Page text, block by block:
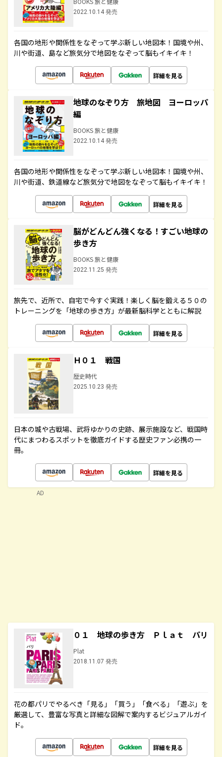
2022.10.14 発売
各国の地形や関係性をなぞって学ぶ新しい地図本！国境や州、
川や街道、島など旅気分で地図をなぞって脳もイキイキ！
詳細を見る
地球のなぞり方 旅地図 ヨーロッパ
編
BOOKS 旅と健康
2022.10.14 発売
各国の地形や関係性をなぞって学ぶ新しい地図本！国境や州、
川や街道、鉄道線など旅気分で地図をなぞって脳もイキイキ！
詳細を見る
脳がどんどん強くなる！すごい地球の
歩き方
BOOKS 旅と健康
2022.11.25 発売
旅先で、近所で、自宅で今すぐ実践！楽しく脳を鍛える５０の
トレーニングを「地球の歩き方」が最新脳科学とともに解説
詳細を見る
Ｈ０１ 戦国
歴史時代
2025.10.23 発売
日本の城や古戦場、武将ゆかりの史跡、展示施設など、戦国時
代にまつわるスポットを徹底ガイドする歴史ファン必携の一
冊。
詳細を見る
０１ 地球の歩き方 Ｐｌａｔ パリ
Plat
2018.11.07 発売
花の都パリでやるべき「見る」「買う」「食べる」「遊ぶ」を
厳選して、豊富な写真と詳細な図解で案内するビジュアルガイ
ド。
詳細を見る
AD